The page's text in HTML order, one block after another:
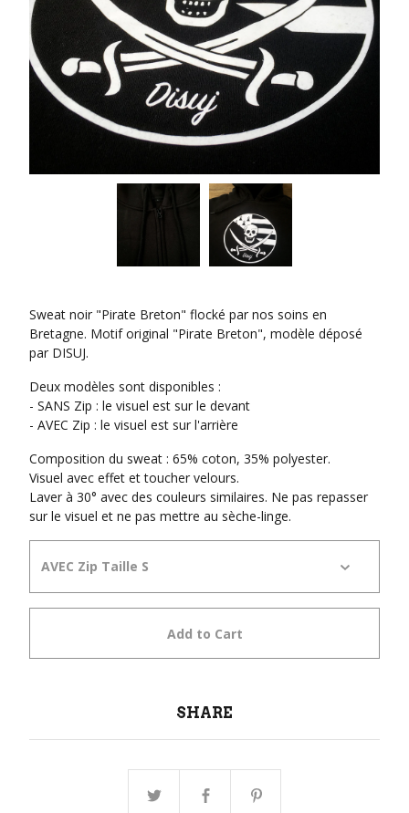
Sweat noir "Pirate Breton" flocké par nos soins en
Bretagne. Motif original "Pirate Breton", modèle déposé
par DISUJ.
Deux modèles sont disponibles :
- SANS Zip : le visuel est sur le devant
- AVEC Zip : le visuel est sur l'arrière
Composition du sweat : 65% coton, 35% polyester.
Visuel avec effet et toucher velours.
Laver à 30° avec des couleurs similaires. Ne pas repasser
sur le visuel et ne pas mettre au sèche-linge.
Add to Cart
SHARE